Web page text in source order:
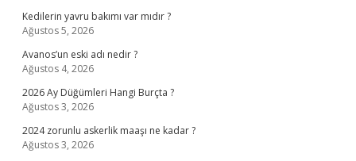
Kedilerin yavru bakımı var mıdır ?
Ağustos 5, 2026
Avanos’un eski adı nedir ?
Ağustos 4, 2026
2026 Ay Düğümleri Hangi Burçta ?
Ağustos 3, 2026
2024 zorunlu askerlik maaşı ne kadar ?
Ağustos 3, 2026